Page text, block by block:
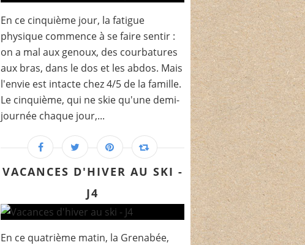
En ce cinquième jour, la fatigue
physique commence à se faire sentir :
on a mal aux genoux, des courbatures
aux bras, dans le dos et les abdos. Mais
l'envie est intacte chez 4/5 de la famille.
Le cinquième, qui ne skie qu'une demi-
journée chaque jour,...
VACANCES D'HIVER AU SKI -
J4
En ce quatrième matin, la Grenabée,